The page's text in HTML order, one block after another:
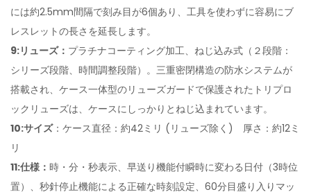
には約2.5mm間隔で刻み目が6個あり、工具を使わずに容易にブ
レスレットの長さを延長します。
9:リューズ： プラチナコーティング加工、ねじ込み式（２段階：
シリーズ段階、時間調整段階）。三重密閉構造の防水システムが
搭載され、ケース一体型のリューズガードで保護されたトリプロ
ックリューズは、ケースにしっかりとねじ込まれています。
10:サイズ：ケース直径：約42ミリ (リューズ除く) 厚さ：約12ミ
リ
11:仕様： 時・分・秒表示、早送り機能付瞬時に変わる日付（3時位
置）、秒針停止機能による正確な時刻設定、60分目盛り入りマッ